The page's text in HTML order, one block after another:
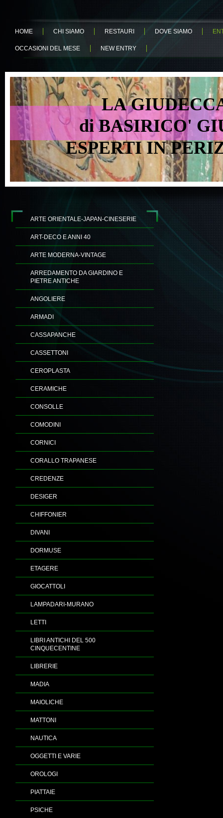
HOME CHI SIAMO RESTAURI DOVE SIAMO
OCCASIONI DEL MESE NEW ENTRY
LA GIUDECCA
di BASIRICO'
ESPERTI IN
ARTE ORIENTALE-JAPAN-CINESERIE
ART-DECO E ANNI 40
ARTE MODERNA-VINTAGE
ARREDAMENTO DA GIARDINO E
PIETRE ANTICHE
ANGOLIERE
ARMADI
CASSAPANCHE
CASSETTONI
CEROPLASTA
CERAMICHE
CONSOLLE
COMODINI
CORNICI
CORALLO TRAPANESE
CREDENZE
DESIGER
CHIFFONIER
DIVANI
DORMUSE
ETAGERE
GIOCATTOLI
LAMPADARI-MURANO
LETTI
LIBRI ANTICHI DEL 500
CINQUECENTINE
LIBRERIE
MADIA
MAIOLICHE
MATTONI
NAUTICA
OGGETTI E VARIE
OROLOGI
PIATTAIE
PSICHE